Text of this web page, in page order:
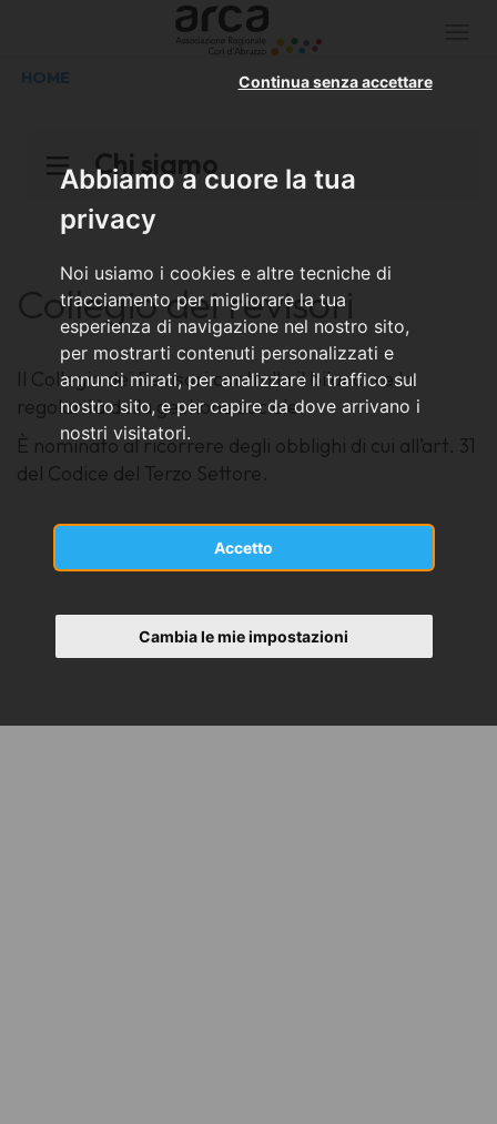
Abbiamo a cuore la tua
privacy
Noi usiamo i cookies e altre tecniche di
tracciamento per migliorare la tua
esperienza di navigazione nel nostro sito,
per mostrarti contenuti personalizzati e
annunci mirati, per analizzare il traffico sul
nostro sito, e per capire da dove arrivano i
nostri visitatori.
Accetto
Continua senza accettare
Cambia le mie impostazioni
HOME
Chi siamo
Collegio dei revisori
Il Collegio dei Revisori controlla il bilancio e la
regolarità della gestione sociale.
È nominato al ricorrere degli obblighi di cui all’art. 31
del Codice del Terzo Settore.